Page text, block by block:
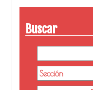
Buscar